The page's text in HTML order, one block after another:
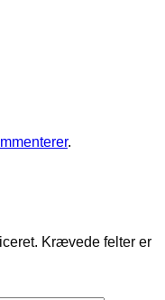
.
Krævede felter er